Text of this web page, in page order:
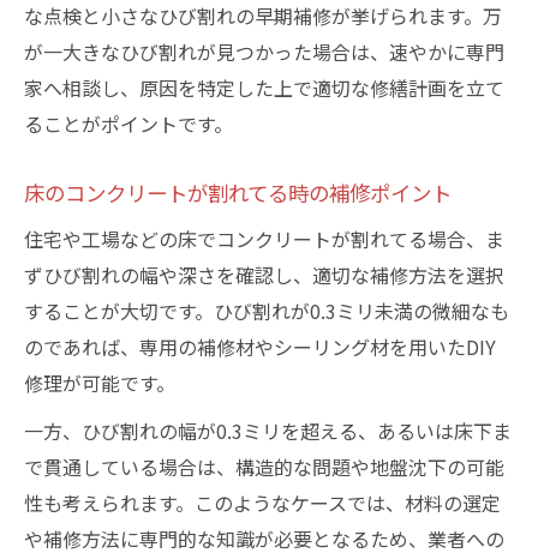
な点検と小さなひび割れの早期補修が挙げられます。万
が一大きなひび割れが見つかった場合は、速やかに専門
家へ相談し、原因を特定した上で適切な修繕計画を立て
ることがポイントです。
床のコンクリートが割れてる時の補修ポイント
住宅や工場などの床でコンクリートが割れてる場合、ま
ずひび割れの幅や深さを確認し、適切な補修方法を選択
することが大切です。ひび割れが0.3ミリ未満の微細なも
のであれば、専用の補修材やシーリング材を用いたDIY
修理が可能です。
一方、ひび割れの幅が0.3ミリを超える、あるいは床下ま
で貫通している場合は、構造的な問題や地盤沈下の可能
性も考えられます。このようなケースでは、材料の選定
や補修方法に専門的な知識が必要となるため、業者への